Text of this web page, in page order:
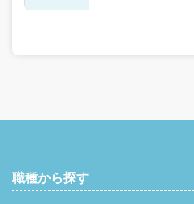
職種から探す